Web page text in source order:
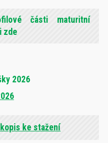
části maturitní
zde
2026
ke stažení